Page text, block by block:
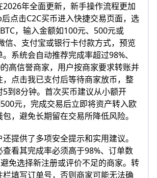
2026年全面更新，新手操作流程更加
点击C2C买币进入快捷交易页面，选
，输入金额如100元、500元或
信、支付宝或银行卡付款方式，预览
系统会自动推荐完成率超过98%、
高信誉商家，用户按商家要求转账并
点击我已支付后等待商家放币，整
到8分钟。首次买币建议从小额开
元，完成交易后立即将资产转入欧
，避免长期留在交易所降低风险。
提供了多项安全提示和实用建议。
看其完成率必须高于98%、订单数
免选择新注册或评价不足的商家。转
栏填写订单号，否则商家可能无法确